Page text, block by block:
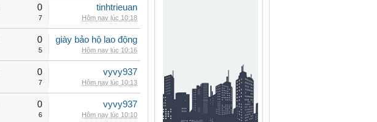
0
7
tinhtrieuan
Hôm nay lúc 10:18
0
5
giày bảo hộ lao động
Hôm nay lúc 10:16
0
7
vyvy937
Hôm nay lúc 10:13
0
6
vyvy937
Hôm nay lúc 10:10